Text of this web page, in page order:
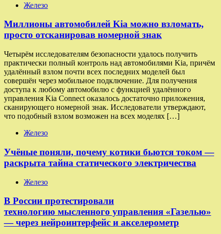
Железо
Миллионы автомобилей Kia можно взломать,
просто отсканировав номерной знак
Четырём исследователям безопасности удалось получить
практически полный контроль над автомобилями Kia, причём
удалённый взлом почти всех последних моделей был
совершён через мобильное подключение. Для получения
доступа к любому автомобилю с функцией удалённого
управления Kia Connect оказалось достаточно приложения,
сканирующего номерной знак. Исследователи утверждают,
что подобный взлом возможен на всех моделях […]
Железо
Учёные поняли, почему котики бьются током —
раскрыта тайна статического электричества
Железо
В России протестировали
технологию мысленного управления «Газелью»
— через нейроинтерфейс и акселерометр